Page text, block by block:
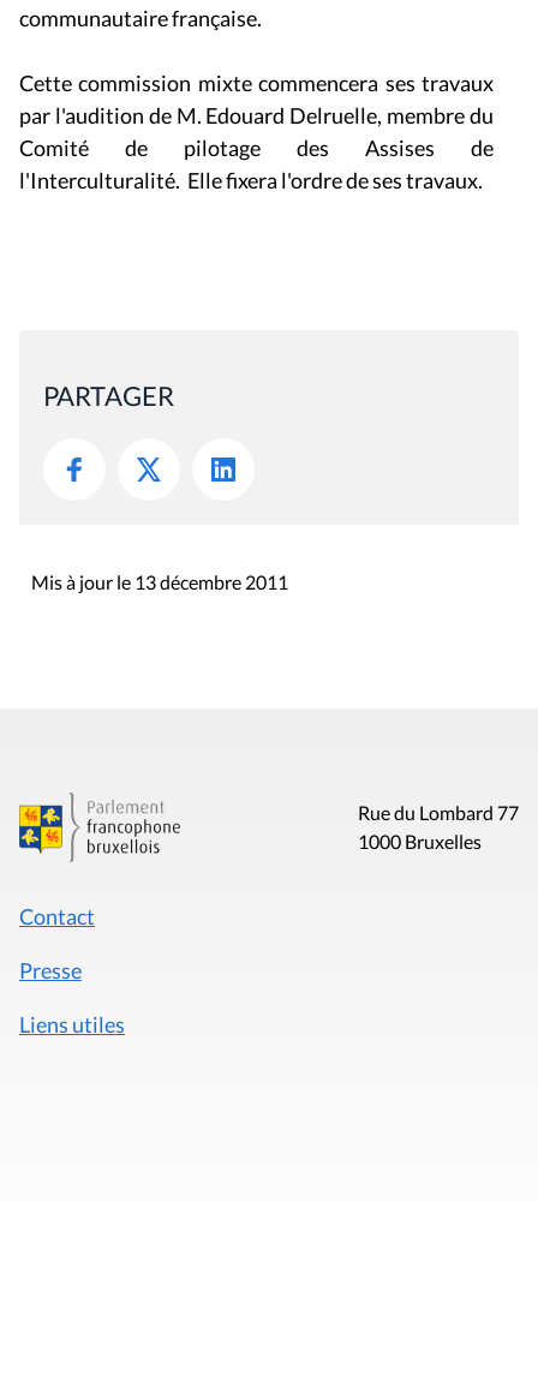
communautaire française.
Cette commission mixte commencera ses travaux
par l'audition de M. Edouard Delruelle, membre du
Comité de pilotage des Assises de
l'Interculturalité. Elle fixera l'ordre de ses travaux.
PARTAGER
Mis à jour le 13 décembre 2011
Rue du Lombard 77
1000 Bruxelles
Contact
Presse
Liens utiles